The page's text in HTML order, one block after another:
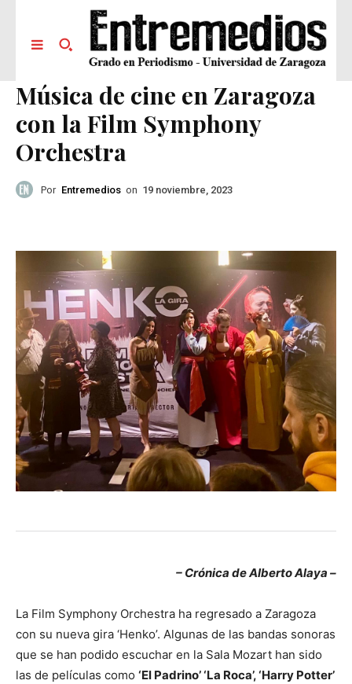
Música de cine en Zaragoza
con la Film Symphony
Orchestra
Por Entremedios on 19 noviembre, 2023
– Crónica de Alberto Alaya –
La Film Symphony Orchestra ha regresado a Zaragoza
con su nueva gira ‘Henko’. Algunas de las bandas sonoras
que se han podido escuchar en la Sala Mozart han sido
las de películas como ‘El Padrino’ ‘La Roca’, ‘Harry Potter’